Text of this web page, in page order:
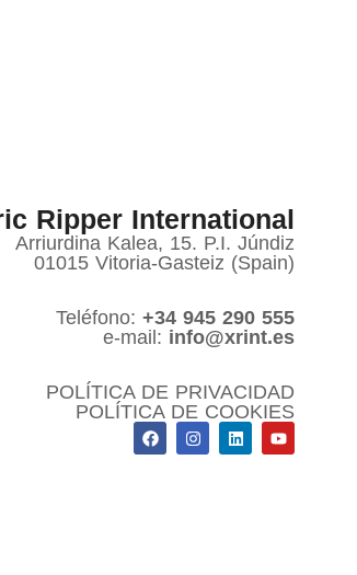
Ripper International
Arriurdina Kalea, 15. P.I. Júndiz
01015 Vitoria-Gasteiz (Spain)
Teléfono: +34 945 290 555
e-mail: info@xrint.es
POLÍTICA DE PRIVACIDAD
POLÍTICA DE COOKIES